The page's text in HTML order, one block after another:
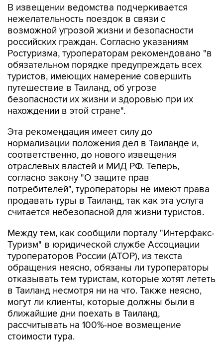
В извещении ведомства подчеркивается
нежелательность поездок в связи с
возможной угрозой жизни и безопасности
российских граждан. Согласно указаниям
Ростуризма, туроператорам рекомендовано "в
обязательном порядке предупреждать всех
туристов, имеющих намерение совершить
путешествие в Таиланд, об угрозе
безопасности их жизни и здоровью при их
нахождении в этой стране".
Эта рекомендация имеет силу до
нормализации положения дел в Таиланде и,
соответственно, до нового извещения
отраслевых властей и МИД РФ. Теперь,
согласно закону "О защите прав
потребителей", туроператоры не имеют права
продавать туры в Таиланд, так как эта услуга
считается небезопасной для жизни туристов.
Между тем, как сообщили порталу "Интерфакс-
Туризм" в юридической службе Ассоциации
туроператоров России (АТОР), из текста
обращения неясно, обязаны ли туроператоры
отказывать тем туристам, которые хотят лететь
в Таиланд несмотря ни на что. Также неясно,
могут ли клиенты, которые должны были в
ближайшие дни поехать в Таиланд,
рассчитывать на 100%-ное возмещение
стоимости тура.